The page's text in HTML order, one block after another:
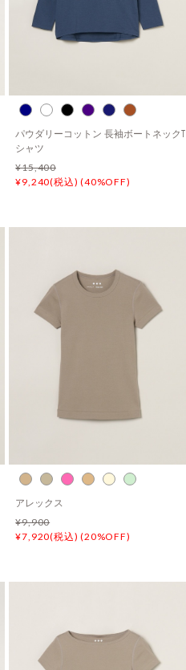
パウダリーコットン 長袖ボートネックT
シャツ
¥15,400
¥9,240(税込) (40%OFF)
アレックス
¥9,900
¥7,920(税込) (20%OFF)